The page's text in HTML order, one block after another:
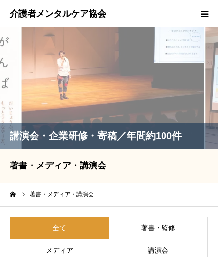
講演会・企業研修・寄稿／年間約100件
著書・メディア・講演会
著書・メディア・講演会
全て 著書・監修
メディア 講演会
著書・メディア・講演会実績
取材等のお問い合わせ
EMCOカード